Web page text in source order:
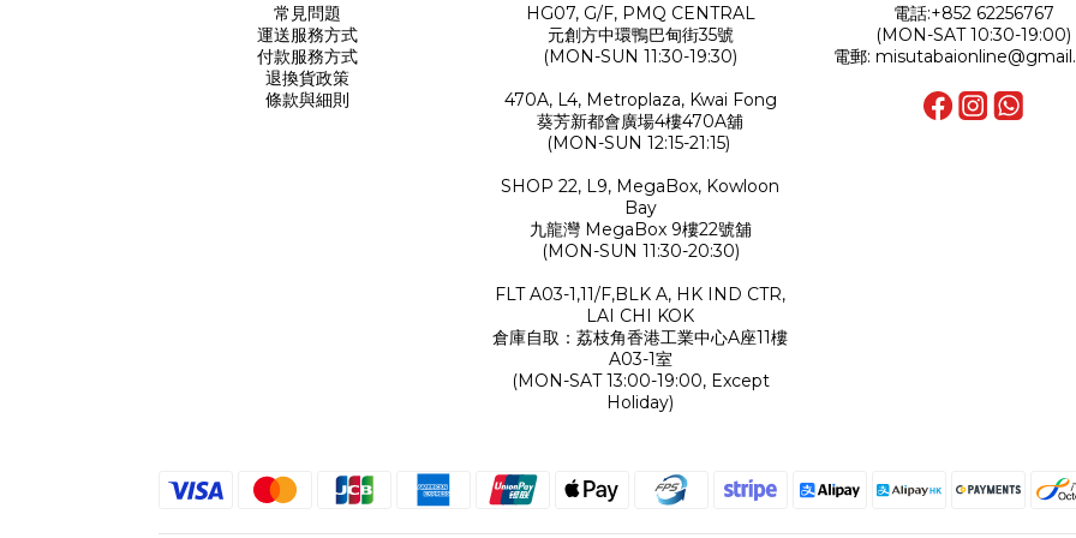
常見問題
運送服務方式
付款服務方式
退換貨政策
條款與細則
HG07, G/F, PMQ CENTRAL
元創方中環鴨巴甸街35號
(MON-SUN 11:30-19:30)
470A, L4, Metroplaza, Kwai Fong
葵芳新都會廣場4樓470A舖
(MON-SUN 12:15-21:15)
SHOP 22, L9, MegaBox, Kowloon
Bay
九龍灣 MegaBox 9樓22號舖
(MON-SUN 11:30-20:30)
FLT A03-1,11/F,BLK A, HK IND CTR,
LAI CHI KOK
倉庫自取：荔枝角香港工業中心A座11樓
A03-1室
(MON-SAT 13:00-19:00, Except
Holiday)
電話:+852 62256767
(MON-SAT 10:30-19:00)
電郵: